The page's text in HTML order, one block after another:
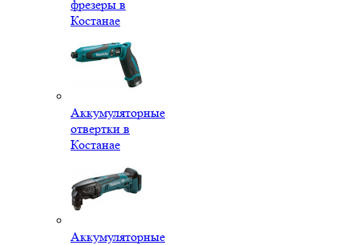
фрезеры в
Костанае
Аккумуляторные
отвертки в
Костанае
Аккумуляторные